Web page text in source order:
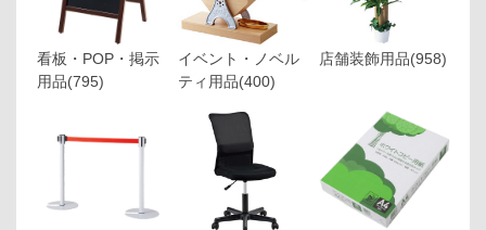
看板・POP・掲示
用品(795)
イベント・ノベル
ティ用品(400)
店舗装飾用品(958)